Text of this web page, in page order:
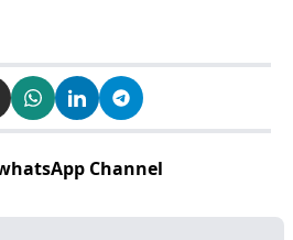
Channel